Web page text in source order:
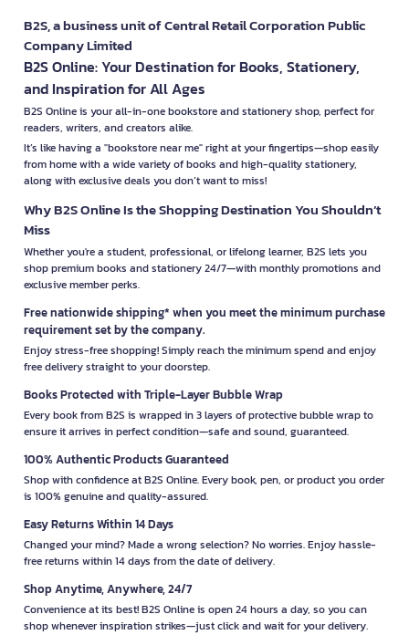
B2S, a business unit of Central Retail Corporation Public
Company Limited
B2S Online: Your Destination for Books, Stationery,
and Inspiration for All Ages
B2S Online is your all-in-one bookstore and stationery shop, perfect for
readers, writers, and creators alike.
It’s like having a "bookstore near me" right at your fingertips—shop easily
from home with a wide variety of books and high-quality stationery,
along with exclusive deals you don’t want to miss!
Why B2S Online Is the Shopping Destination You Shouldn’t
Miss
Whether you're a student, professional, or lifelong learner, B2S lets you
shop premium books and stationery 24/7—with monthly promotions and
exclusive member perks.
Free nationwide shipping* when you meet the minimum purchase
requirement set by the company.
Enjoy stress-free shopping! Simply reach the minimum spend and enjoy
free delivery straight to your doorstep.
Books Protected with Triple-Layer Bubble Wrap
Every book from B2S is wrapped in 3 layers of protective bubble wrap to
ensure it arrives in perfect condition—safe and sound, guaranteed.
100% Authentic Products Guaranteed
Shop with confidence at B2S Online. Every book, pen, or product you order
is 100% genuine and quality-assured.
Easy Returns Within 14 Days
Changed your mind? Made a wrong selection? No worries. Enjoy hassle-
free returns within 14 days from the date of delivery.
Shop Anytime, Anywhere, 24/7
Convenience at its best! B2S Online is open 24 hours a day, so you can
shop whenever inspiration strikes—just click and wait for your delivery.